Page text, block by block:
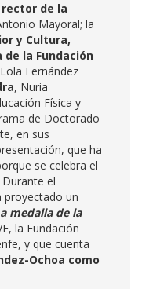
rector de la
Mayoral; la
y Cultura,
de la Fundación
Lola Fernández
, Nuria
Física y
de Doctorado
en sus
que ha
se celebra el
Durante el
proyectado un
medalla de la
la Fundación
y que cuenta
Ochoa como